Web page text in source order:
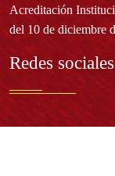
Acreditación
del 10 de diciembre
Redes sociales